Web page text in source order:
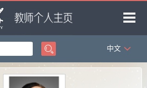
首页
中文